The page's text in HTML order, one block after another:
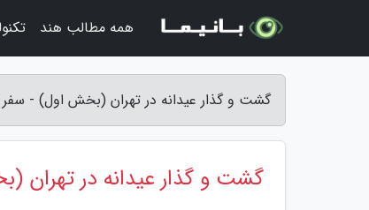
گشت و گذار عیدانه در تهران (بخش اول) - سفر
گشت و گذار عیدانه در تهران
همه مطالب هند